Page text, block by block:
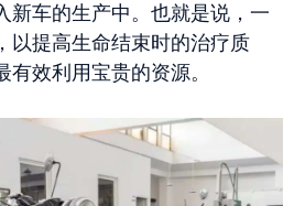
新车的生产中。也就是说，一
以提高生命结束时的治疗质
效利用宝贵的资源。